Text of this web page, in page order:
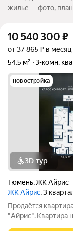
жилье — фото,
10 540 300 ₽
от 37 865 ₽ в месяц
54,5 м²
3-комн.
новостройка
3D-тур
Тюмень,ЖК Айрис
ЖК Айрис, 3
Продаётся
"Айрис". Квартира